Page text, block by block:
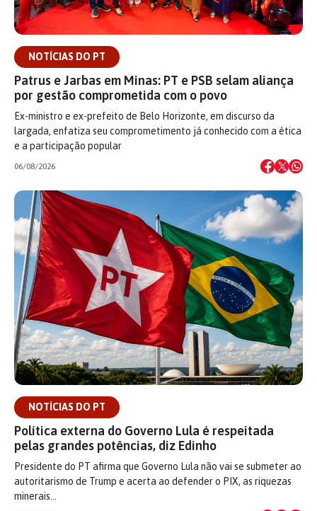
NOTÍCIAS DO PT
Patrus e Jarbas em Minas: PT e PSB selam aliança
por gestão comprometida com o povo
Ex-ministro e ex-prefeito de Belo Horizonte, em discurso da
largada, enfatiza seu comprometimento já conhecido com a ética
e a participação popular
06/08/2026
NOTÍCIAS DO PT
Política externa do Governo Lula é respeitada
pelas grandes potências, diz Edinho
Presidente do PT afirma que Governo Lula não vai se submeter ao
autoritarismo de Trump e acerta ao defender o PIX, as riquezas
minerais…